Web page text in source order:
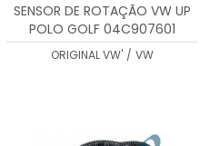
SENSOR DE ROTAÇÃO VW UP
POLO GOLF 04C907601
ORIGINAL VW' / VW